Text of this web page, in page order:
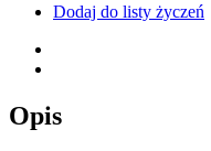
Dodaj do listy życzeń
Opis